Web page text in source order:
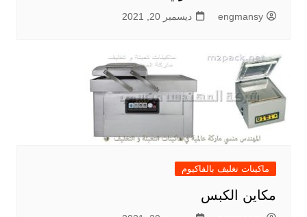
engmansy ديسمبر 20, 2021
ماكينات تغليف بالفاكيوم
مكاين الكبس